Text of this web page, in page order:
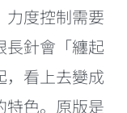
力度控制需要
長針會「纏起
，看上去變成
特色。原版是